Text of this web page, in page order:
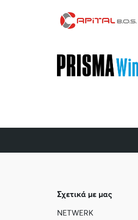
Σχετικά με μας
NETWERK